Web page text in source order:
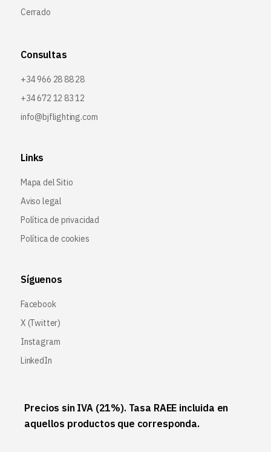
Cerrado
Consultas
+34 966 28 88 28
+34 672 12 83 12
info@bjflighting.com
Links
Mapa del Sitio
Aviso legal
Política de privacidad
Política de cookies
Síguenos
Facebook
X (Twitter)
Instagram
LinkedIn
Precios sin IVA (21%). Tasa RAEE incluida en
aquellos productos que corresponda.